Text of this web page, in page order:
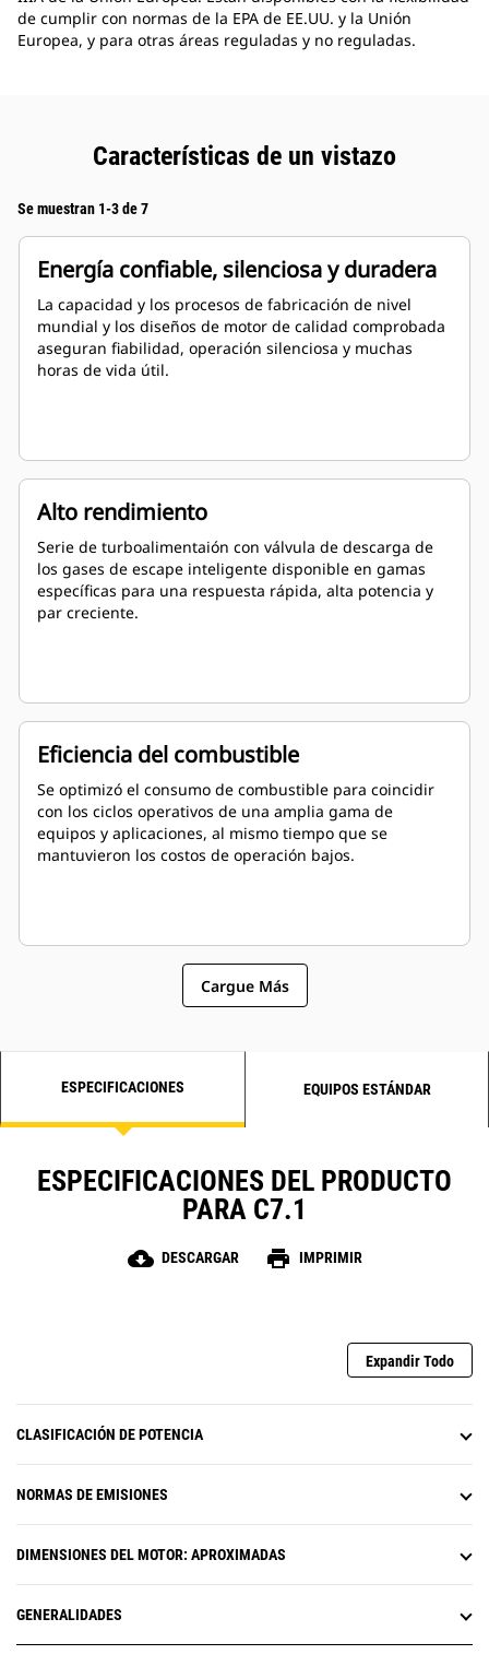
de cumplir con normas de la EPA de EE.UU. y la Unión
Europea, y para otras áreas reguladas y no reguladas.
Características de un vistazo
Se muestran 1-3 de 7
Energía confiable, silenciosa y duradera
La capacidad y los procesos de fabricación de nivel
mundial y los diseños de motor de calidad comprobada
aseguran fiabilidad, operación silenciosa y muchas
horas de vida útil.
Alto rendimiento
Serie de turboalimentaión con válvula de descarga de
los gases de escape inteligente disponible en gamas
específicas para una respuesta rápida, alta potencia y
par creciente.
Eficiencia del combustible
Se optimizó el consumo de combustible para coincidir
con los ciclos operativos de una amplia gama de
equipos y aplicaciones, al mismo tiempo que se
mantuvieron los costos de operación bajos.
Cargue Más
ESPECIFICACIONES EQUIPOS ESTÁNDAR
ESPECIFICACIONES DEL PRODUCTO
PARA C7.1
cloud_download DESCARGAR print IMPRIMIR
Expandir Todo
CLASIFICACIÓN DE POTENCIA
NORMAS DE EMISIONES
DIMENSIONES DEL MOTOR: APROXIMADAS
GENERALIDADES